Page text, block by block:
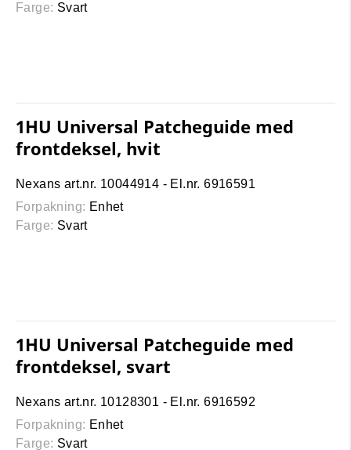
Farge: Svart
1HU Universal Patcheguide med
frontdeksel, hvit
Nexans art.nr. 10044914 - El.nr. 6916591
Forpakning: Enhet
Farge: Svart
1HU Universal Patcheguide med
frontdeksel, svart
Nexans art.nr. 10128301 - El.nr. 6916592
Forpakning: Enhet
Farge: Svart